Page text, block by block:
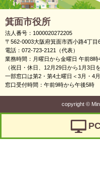
箕面市役所
法人番号：1000020272205
〒562-0003大阪府箕面市西小路4丁
電話：072-723-2121（代表）
業務時間：月曜日から金曜日 午前8
（祝日・休日、12月29日から1月3日
一部窓口は第2・第4土曜日＜3月・4
窓口受付時間：午前9時から午後5時
copyright ©